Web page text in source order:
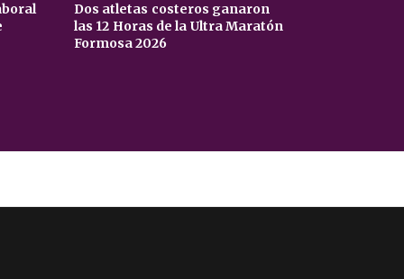
Dos atletas costeros ganaron
las 12 Horas de la Ultra Maratón
Formosa 2026